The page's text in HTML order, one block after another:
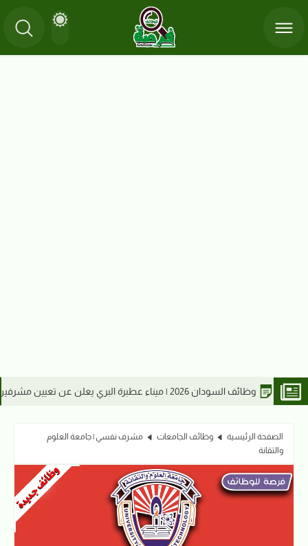
وظائف
الصفحة الرئيسية وظائف الجامعات
مشرف نفسي | جامعة العلوم
والتقانة